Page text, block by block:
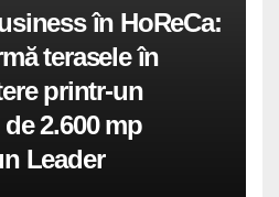
în HoReCa:
terasele în
printr-un
2.600 mp
Leader